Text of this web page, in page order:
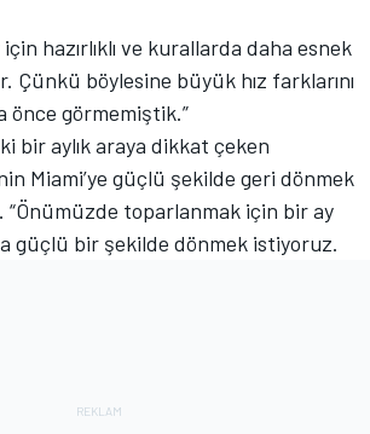
hazırlıklı ve kurallarda daha esnek
Çünkü böylesine büyük hız farklarını
önce görmemiştik.”
bir aylık araya dikkat çeken
Miami’ye güçlü şekilde geri dönmek
“Önümüzde toparlanmak için bir ay
güçlü bir şekilde dönmek istiyoruz.